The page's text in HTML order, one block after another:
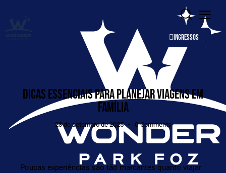
INGRESSOS
DICAS ESSENCIAIS PARA PLANEJAR VIAGENS EM
FAMÍLIA
23 de setembro de 2025 0 Comments
Poucas experiências são tão marcantes quanto viajar